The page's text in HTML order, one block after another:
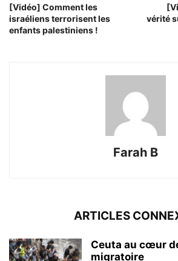
[Vidéo] Comment les
israéliens terrorisent les
enfants palestiniens !
vérité
Farah B
ARTICLES
Ceuta au cœur
migratoire